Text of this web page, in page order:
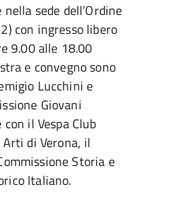
sede dell’Ordine
con ingresso libero
9.00 alle 18.00
e convegno sono
Lucchini e
Giovani
il Vespa Club
Arti di Verona, il
Storia e
Italiano.